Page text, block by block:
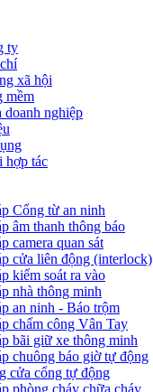
ty
xã hội
mềm
doanh nghiệp
hợp tác
Cổng từ an ninh
âm thanh thông báo
camera quan sát
cửa liên động (interlock)
kiểm soát ra vào
nhà thông minh
an ninh - Báo trộm
chấm công Vân Tay
bãi giữ xe thông minh
chuông báo giờ tự động
cửa cổng tự động
phòng cháy chữa cháy